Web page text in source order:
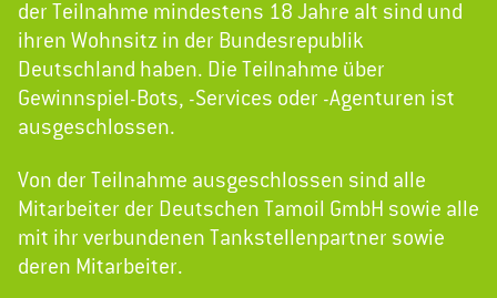
der Teilnahme mindestens 18 Jahre alt sind und
ihren Wohnsitz in der Bundesrepublik
Deutschland haben. Die Teilnahme über
Gewinnspiel-Bots, -Services oder -Agenturen ist
ausgeschlossen.
Von der Teilnahme ausgeschlossen sind alle
Mitarbeiter der Deutschen Tamoil GmbH sowie alle
mit ihr verbundenen Tankstellenpartner sowie
deren Mitarbeiter.